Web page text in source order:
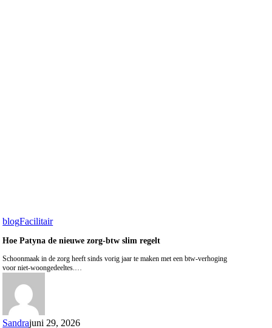
blogFacilitair
Hoe Patyna de nieuwe zorg-btw slim regelt
Schoonmaak in de zorg heeft sinds vorig jaar te maken met een btw-verhoging
voor niet-woongedeeltes.…
Sandrajuni 29, 2026